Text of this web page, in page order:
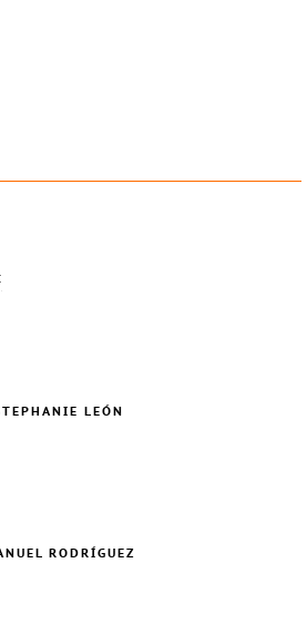
LEÓN
RODRÍGUEZ